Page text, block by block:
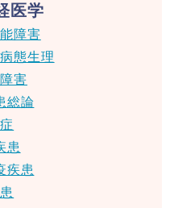
医学
障害
態生理
害
総論
患
疾患